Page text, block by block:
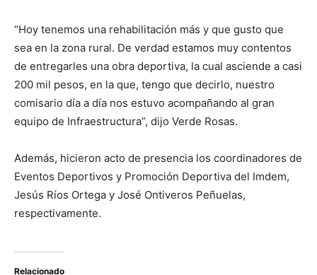
“Hoy tenemos una rehabilitación más y que gusto que
sea en la zona rural. De verdad estamos muy contentos
de entregarles una obra deportiva, la cual asciende a casi
200 mil pesos, en la que, tengo que decirlo, nuestro
comisario día a día nos estuvo acompañando al gran
equipo de Infraestructura”, dijo Verde Rosas.
Además, hicieron acto de presencia los coordinadores de
Eventos Deportivos y Promoción Deportiva del Imdem,
Jesús Ríos Ortega y José Ontiveros Peñuelas,
respectivamente.
Relacionado